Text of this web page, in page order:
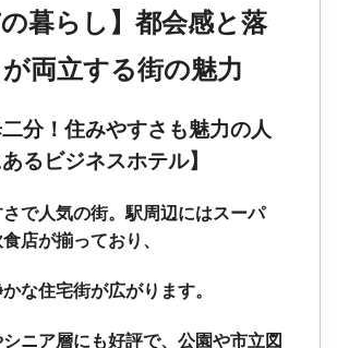
の暮らし】都会感と落
両立する街の魅力
二分！住みやすさも魅力の人
るビジネスホテル】
で人気の街。駅周辺にはスーパ
店が揃っており、
な住宅街が広がります。
ニア層にも好評で、公園や市立図